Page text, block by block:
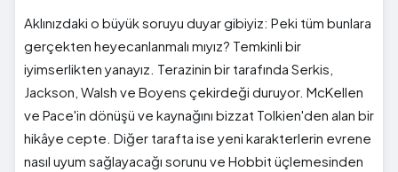
Aklınızdaki o büyük soruyu duyar gibiyiz: Peki tüm bunlara
gerçekten heyecanlanmalı mıyız? Temkinli bir
iyimserlikten yanayız. Terazinin bir tarafında Serkis,
Jackson, Walsh ve Boyens çekirdeği duruyor. McKellen
ve Pace'in dönüşü ve kaynağını bizzat Tolkien'den alan bir
hikâye cepte. Diğer tarafta ise yeni karakterlerin evrene
nasıl uyum sağlayacağı sorunu ve Hobbit üçlemesinden